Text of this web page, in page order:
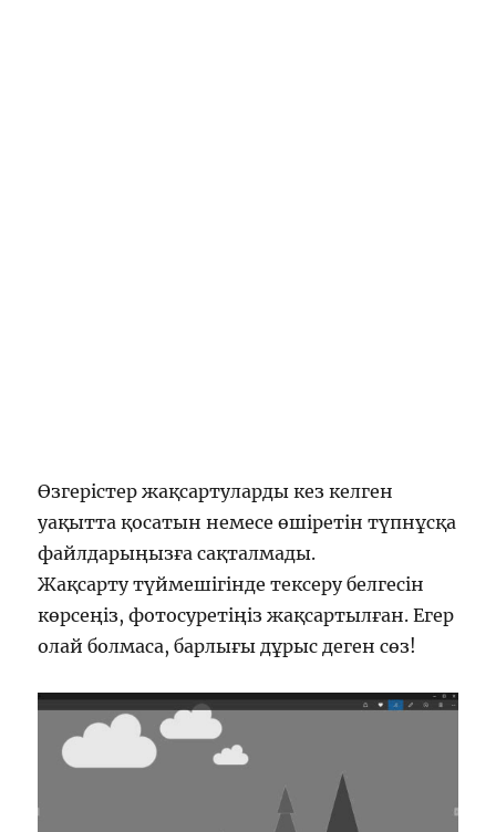
Өзгерістер жақсартуларды кез келген
уақытта қосатын немесе өшіретін түпнұсқа
файлдарыңызға сақталмады.
Жақсарту түймешігінде тексеру белгесін
көрсеңіз, фотосуретіңіз жақсартылған. Егер
олай болмаса, барлығы дұрыс деген сөз!